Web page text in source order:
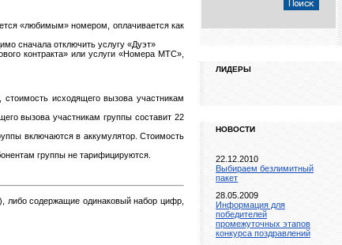
«любимым» номером, оплачивается как
сначала отключить услугу «Дуэт»
контракта» или услуги «Номера МТС»,
исходящего вызова участникам
вызова участникам группы составит 22
включаются в аккумулятор. Стоимость
группы не тарифицируются.
либо содержащие одинаковый набор цифр,
ЛИДЕРЫ
НОВОСТИ
22.12.2010
Выбираем безлимитный
пакет
28.05.2009
Информация для
победителей
промежуточных этапов
конкурса поздравлений